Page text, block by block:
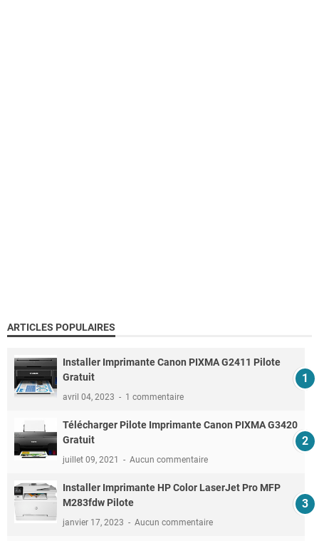
ARTICLES POPULAIRES
Installer Imprimante Canon PIXMA G2411 Pilote
Gratuit
avril 04, 2023 1 commentaire
Télécharger Pilote Imprimante Canon PIXMA G3420
Gratuit
juillet 09, 2021 Aucun commentaire
Installer Imprimante HP Color LaserJet Pro MFP
M283fdw Pilote
janvier 17, 2023 Aucun commentaire